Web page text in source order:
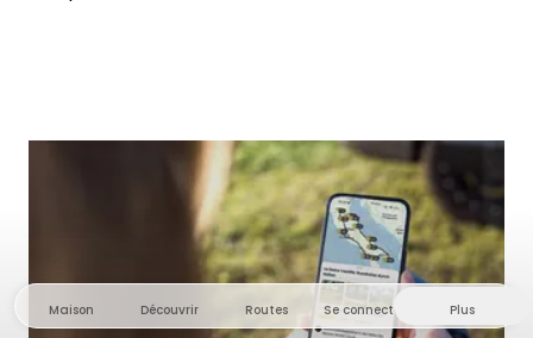
Maison Découvrir Routes Se connecter Plus